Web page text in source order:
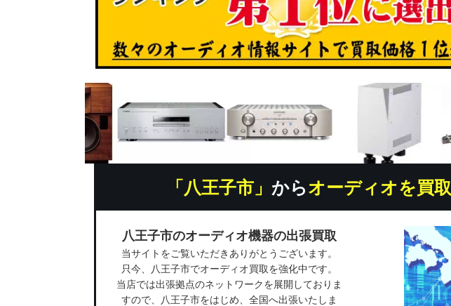
「八王子市」 からオーディオを買取
八王子市のオーディオ機器の出張買取
当サイトをご覧いただきありがとうございます。
只今、八王子市でオーディオ買取を強化中です。
当店では出張拠点のネットワークを展開しておりま
すので、八王子市をはじめ、全国へ出張いたしま